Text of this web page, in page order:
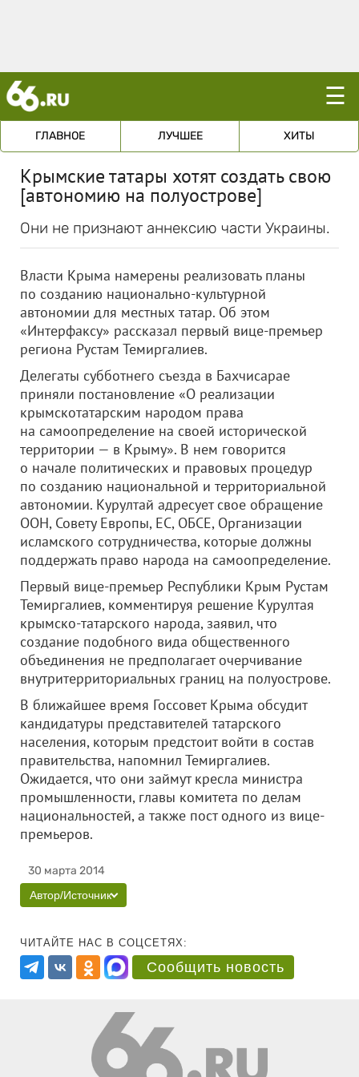
☰
ГЛАВНОЕ ЛУЧШЕЕ ХИТЫ
Крымские татары хотят создать свою
[автономию на полуострове]
Они не признают аннексию части Украины.
Власти Крыма намерены реализовать планы
по созданию национально-культурной
автономии для местных татар. Об этом
«Интерфаксу» рассказал первый вице-премьер
региона Рустам Темиргалиев.
Делегаты субботнего съезда в Бахчисарае
приняли постановление «О реализации
крымскотатарским народом права
на самоопределение на своей исторической
территории — в Крыму». В нем говорится
о начале политических и правовых процедур
по созданию национальной и территориальной
автономии. Курултай адресует свое обращение
ООН, Совету Европы, ЕС, ОБСЕ, Организации
исламского сотрудничества, которые должны
поддержать право народа на самоопределение.
Первый вице-премьер Республики Крым Рустам
Темиргалиев, комментируя решение Курултая
крымско-татарского народа, заявил, что
создание подобного вида общественного
объединения не предполагает очерчивание
внутритерриториальных границ на полуострове.
В ближайшее время Госсовет Крыма обсудит
кандидатуры представителей татарского
населения, которым предстоит войти в состав
правительства, напомнил Темиргалиев.
Ожидается, что они займут кресла министра
промышленности, главы комитета по делам
национальностей, а также пост одного из вице-
премьеров.
30 марта 2014
Автор/Источник
ЧИТАЙТЕ НАС В СОЦСЕТЯХ:
Сообщить новость